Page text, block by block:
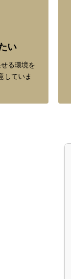
い
る環境を
していま